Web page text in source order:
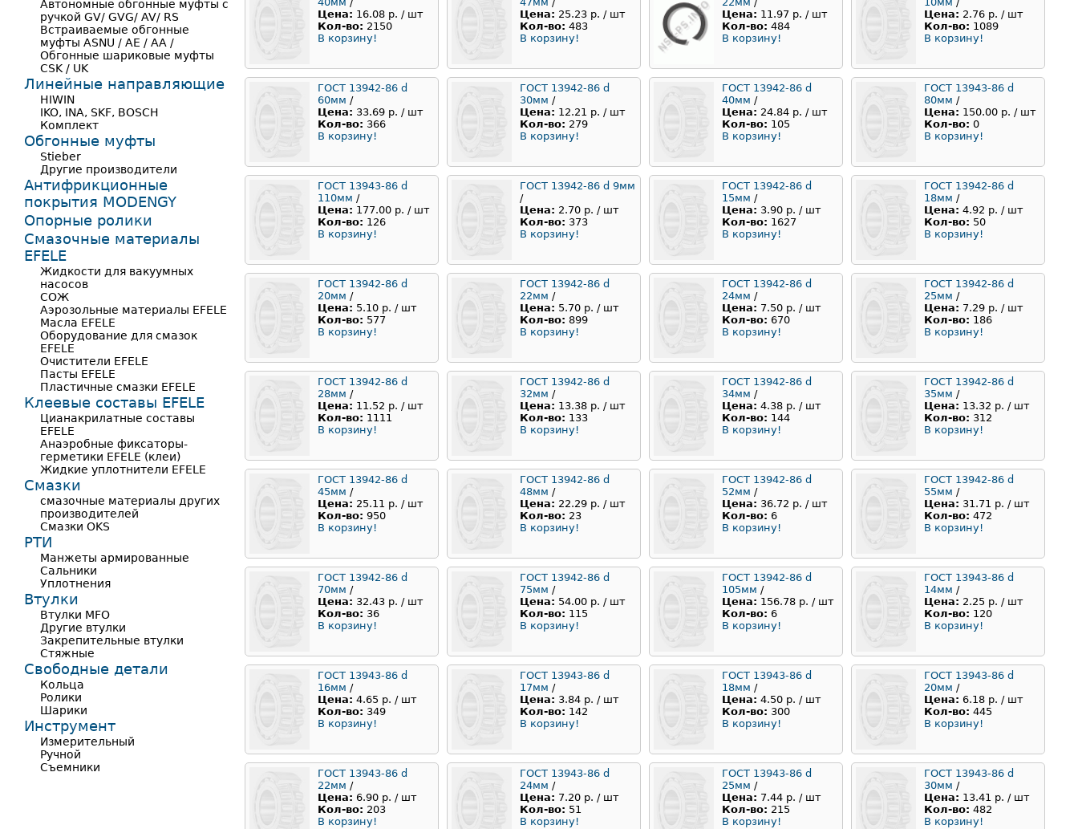
Цена: 16.08 р. / шт
Кол-во: 2150
В корзину!
Цена: 25.23 р. / шт
Кол-во: 483
В корзину!
Цена: 11.97 р. / шт
Кол-во: 484
В корзину!
Цена: 2.76 р. / шт
Кол-во: 1089
В корзину!
ГОСТ 13942-86 d
60мм /
Цена: 33.69 р. / шт
Кол-во: 366
В корзину!
ГОСТ 13942-86 d
30мм /
Цена: 12.21 р. / шт
Кол-во: 279
В корзину!
ГОСТ 13942-86 d
40мм /
Цена: 24.84 р. / шт
Кол-во: 105
В корзину!
ГОСТ 13943-86 d
80мм /
Цена: 150.00 р. / шт
Кол-во: 0
В корзину!
ГОСТ 13943-86 d
110мм /
Цена: 177.00 р. / шт
Кол-во: 126
В корзину!
ГОСТ 13942-86 d 9мм
/
Цена: 2.70 р. / шт
Кол-во: 373
В корзину!
ГОСТ 13942-86 d
15мм /
Цена: 3.90 р. / шт
Кол-во: 1627
В корзину!
ГОСТ 13942-86 d
18мм /
Цена: 4.92 р. / шт
Кол-во: 50
В корзину!
ГОСТ 13942-86 d
20мм /
Цена: 5.10 р. / шт
Кол-во: 577
В корзину!
ГОСТ 13942-86 d
22мм /
Цена: 5.70 р. / шт
Кол-во: 899
В корзину!
ГОСТ 13942-86 d
24мм /
Цена: 7.50 р. / шт
Кол-во: 670
В корзину!
ГОСТ 13942-86 d
25мм /
Цена: 7.29 р. / шт
Кол-во: 186
В корзину!
ГОСТ 13942-86 d
28мм /
Цена: 11.52 р. / шт
Кол-во: 1111
В корзину!
ГОСТ 13942-86 d
32мм /
Цена: 13.38 р. / шт
Кол-во: 133
В корзину!
ГОСТ 13942-86 d
34мм /
Цена: 4.38 р. / шт
Кол-во: 144
В корзину!
ГОСТ 13942-86 d
35мм /
Цена: 13.32 р. / шт
Кол-во: 312
В корзину!
ГОСТ 13942-86 d
45мм /
Цена: 25.11 р. / шт
Кол-во: 950
В корзину!
ГОСТ 13942-86 d
48мм /
Цена: 22.29 р. / шт
Кол-во: 23
В корзину!
ГОСТ 13942-86 d
52мм /
Цена: 36.72 р. / шт
Кол-во: 6
В корзину!
ГОСТ 13942-86 d
55мм /
Цена: 31.71 р. / шт
Кол-во: 472
В корзину!
ГОСТ 13942-86 d
70мм /
Цена: 32.43 р. / шт
Кол-во: 36
В корзину!
ГОСТ 13942-86 d
75мм /
Цена: 54.00 р. / шт
Кол-во: 115
В корзину!
ГОСТ 13942-86 d
105мм /
Цена: 156.78 р. / шт
Кол-во: 6
В корзину!
ГОСТ 13943-86 d
14мм /
Цена: 2.25 р. / шт
Кол-во: 120
В корзину!
ГОСТ 13943-86 d
16мм /
Цена: 4.65 р. / шт
Кол-во: 349
В корзину!
ГОСТ 13943-86 d
17мм /
Цена: 3.84 р. / шт
Кол-во: 142
В корзину!
ГОСТ 13943-86 d
18мм /
Цена: 4.50 р. / шт
Кол-во: 300
В корзину!
ГОСТ 13943-86 d
20мм /
Цена: 6.18 р. / шт
Кол-во: 445
В корзину!
ГОСТ 13943-86 d
22мм /
Цена: 6.90 р. / шт
Кол-во: 203
В корзину!
ГОСТ 13943-86 d
24мм /
Цена: 7.20 р. / шт
Кол-во: 51
В корзину!
ГОСТ 13943-86 d
25мм /
Цена: 7.44 р. / шт
Кол-во: 215
В корзину!
ГОСТ 13943-86 d
30мм /
Цена: 13.41 р. / шт
Кол-во: 482
В корзину!
Автономные обгонные муфты с
ручкой GV/ GVG/ AV/ RS
Встраиваемые обгонные
муфты ASNU / AE / AA /
Обгонные шариковые муфты
CSK / UK
Линейные направляющие
HIWIN
IKO, INA, SKF, BOSCH
Комплект
Обгонные муфты
Stieber
Другие производители
Антифрикционные
покрытия MODENGY
Опорные ролики
Смазочные материалы
EFELE
Жидкости для вакуумных
насосов
СОЖ
Аэрозольные материалы EFELE
Масла EFELE
Оборудование для смазок
EFELE
Очистители EFELE
Пасты EFELE
Пластичные смазки EFELE
Клеевые составы EFELE
Цианакрилатные составы
EFELE
Анаэробные фиксаторы-
герметики EFELE (клеи)
Жидкие уплотнители EFELE
Смазки
смазочные материалы других
производителей
Смазки OKS
РТИ
Манжеты армированные
Сальники
Уплотнения
Втулки
Втулки MFO
Другие втулки
Закрепительные втулки
Стяжные
Свободные детали
Кольца
Ролики
Шарики
Инструмент
Измерительный
Ручной
Съемники